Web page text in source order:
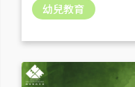
幼兒教育